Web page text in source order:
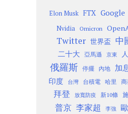
Elon Musk FTX Google
Nvidia Omicron
Twitter 世界盃 中
二十大 亞馬遜 京東
俄羅斯 停擺 內地 加
印度
台灣 台積電 哈里
拜登 放寬防疫 新10條
普京 李家超 李強